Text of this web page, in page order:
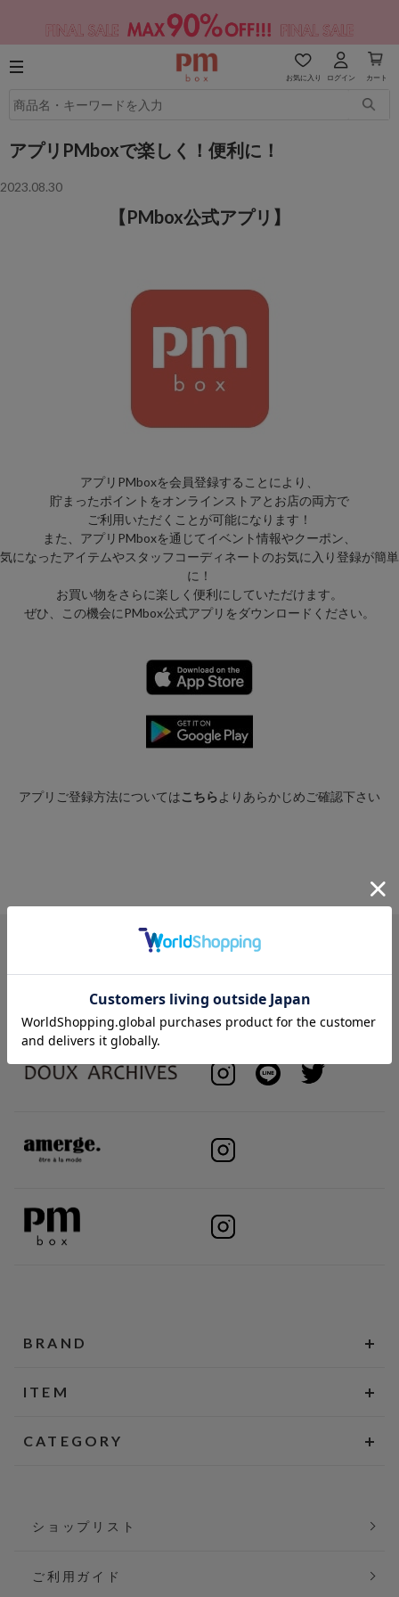
お気に入り ログイン カート
アプリPMboxで楽しく！便利に！
2023.08.30
【PMbox公式アプリ】
アプリPMboxを会員登録することにより、
貯まったポイントをオンラインストアとお店の両方で
ご利用いただくことが可能になります！
また、アプリPMboxを通じてイベント情報やクーポン、
気になったアイテムやスタッフコーディネートのお気に入り登録が簡単
に！
お買い物をさらに楽しく便利にしていただけます。
ぜひ、この機会にPMbox公式アプリをダウンロードください。
アプリご登録方法についてはこちらよりあらかじめご確認下さい
BRAND
ITEM
CATEGORY
ショップリスト
ご利用ガイド